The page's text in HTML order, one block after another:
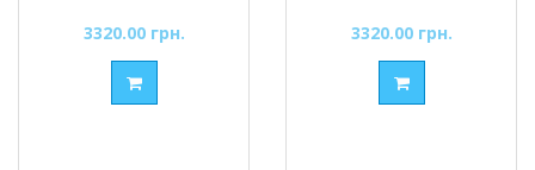
3320.00 грн.
3320.00 грн.